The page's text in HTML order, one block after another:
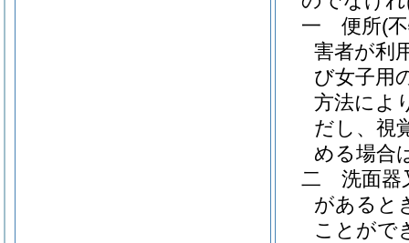
一
便所(
害者が利
び女子用
方法によ
だし、視
める場合
二
洗面器
があると
ことがで